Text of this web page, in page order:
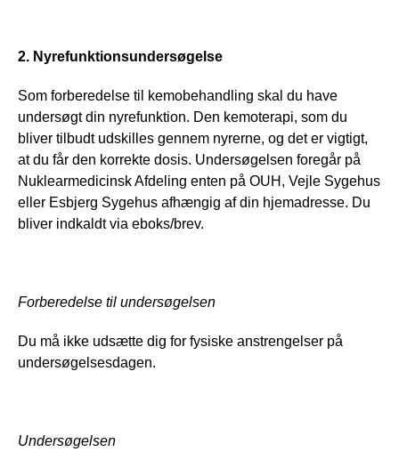
2. Nyrefunktionsundersøgelse
Som forberedelse til kemobehandling skal du have
undersøgt din nyrefunktion. Den kemoterapi, som du
bliver tilbudt udskilles gennem nyrerne, og det er vigtigt,
at du får den korrekte dosis. Undersøgelsen foregår på
Nuklearmedicinsk Afdeling enten på OUH, Vejle Sygehus
eller Esbjerg Sygehus afhængig af din hjemadresse. Du
bliver indkaldt via eboks/brev.
Forberedelse til undersøgelsen
Du må ikke udsætte dig for fysiske anstrengelser på
undersøgelsesdagen.
Undersøgelsen